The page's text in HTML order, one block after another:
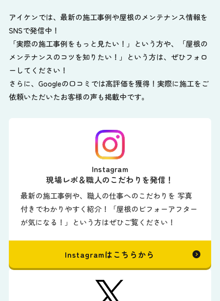
アイケンでは、最新の施工事例や屋根のメンテナンス情報を
SNSで発信中！
「実際の施工事例をもっと見たい！」という方や、
「屋根の
メンテナンスのコツを知りたい！」という方は、ぜひフォロ
ーしてください！
さらに、Googleの口コミでは高評価を獲得！実際に施工をご
依頼いただいたお客様の声も掲載中です。
Instagram
現場レポ＆職人のこだわりを発信！
最新の施工事例や、職人の仕事へのこだわりを 写真
付きでわかりやすく紹介！「屋根のビフォーアフター
が気になる！」という方はぜひご覧ください！
Instagramはこちらから